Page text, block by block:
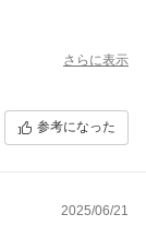
さらに表示
参考になった
2025/06/21